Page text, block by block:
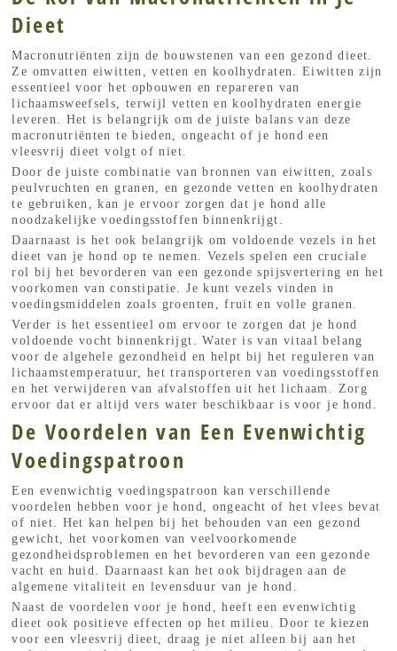
Dieet
Macronutriënten zijn de bouwstenen van een gezond dieet.
Ze omvatten eiwitten, vetten en koolhydraten. Eiwitten zijn
essentieel voor het opbouwen en repareren van
lichaamsweefsels, terwijl vetten en koolhydraten energie
leveren. Het is belangrijk om de juiste balans van deze
macronutriënten te bieden, ongeacht of je hond een
vleesvrij dieet volgt of niet.
Door de juiste combinatie van bronnen van eiwitten, zoals
peulvruchten en granen, en gezonde vetten en koolhydraten
te gebruiken, kan je ervoor zorgen dat je hond alle
noodzakelijke voedingsstoffen binnenkrijgt.
Daarnaast is het ook belangrijk om voldoende vezels in het
dieet van je hond op te nemen. Vezels spelen een cruciale
rol bij het bevorderen van een gezonde spijsvertering en het
voorkomen van constipatie. Je kunt vezels vinden in
voedingsmiddelen zoals groenten, fruit en volle granen.
Verder is het essentieel om ervoor te zorgen dat je hond
voldoende vocht binnenkrijgt. Water is van vitaal belang
voor de algehele gezondheid en helpt bij het reguleren van
lichaamstemperatuur, het transporteren van voedingsstoffen
en het verwijderen van afvalstoffen uit het lichaam. Zorg
ervoor dat er altijd vers water beschikbaar is voor je hond.
De Voordelen van Een Evenwichtig
Voedingspatroon
Een evenwichtig voedingspatroon kan verschillende
voordelen hebben voor je hond, ongeacht of het vlees bevat
of niet. Het kan helpen bij het behouden van een gezond
gewicht, het voorkomen van veelvoorkomende
gezondheidsproblemen en het bevorderen van een gezonde
vacht en huid. Daarnaast kan het ook bijdragen aan de
algemene vitaliteit en levensduur van je hond.
Naast de voordelen voor je hond, heeft een evenwichtig
dieet ook positieve effecten op het milieu. Door te kiezen
voor een vleesvrij dieet, draag je niet alleen bij aan het